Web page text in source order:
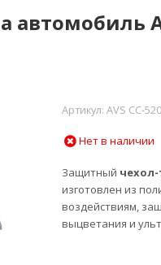
Артикул: AVS СС-
Нет в наличии
Защитный
изготовлен из
воздействиям,
выцветания и